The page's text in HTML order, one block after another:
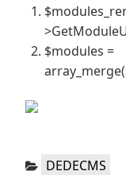
$modules =
分
DEDECMS